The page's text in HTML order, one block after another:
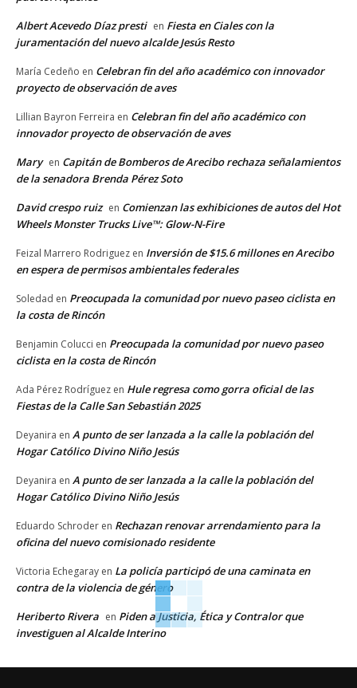
Albert Acevedo Díaz presti en Fiesta en Ciales con la
juramentación del nuevo alcalde Jesús Resto
María Cedeño en Celebran fin del año académico con innovador
proyecto de observación de aves
Lillian Bayron Ferreira en Celebran fin del año académico con
innovador proyecto de observación de aves
Mary en Capitán de Bomberos de Arecibo rechaza señalamientos
de la senadora Brenda Pérez Soto
David crespo ruiz en Comienzan las exhibiciones de autos del Hot
Wheels Monster Trucks Live™: Glow-N-Fire
Feizal Marrero Rodriguez en Inversión de $15.6 millones en Arecibo
en espera de permisos ambientales federales
Soledad en Preocupada la comunidad por nuevo paseo ciclista en
la costa de Rincón
Benjamin Colucci en Preocupada la comunidad por nuevo paseo
ciclista en la costa de Rincón
Ada Pérez Rodríguez en Hule regresa como gorra oficial de las
Fiestas de la Calle San Sebastián 2025
Deyanira en A punto de ser lanzada a la calle la población del
Hogar Católico Divino Niño Jesús
Deyanira en A punto de ser lanzada a la calle la población del
Hogar Católico Divino Niño Jesús
Eduardo Schroder en Rechazan renovar arrendamiento para la
oficina del nuevo comisionado residente
Victoria Echegaray en La policía participó de una caminata en
contra de la violencia de género
Heriberto Rivera en Piden a Justicia, Ética y Contralor que
investiguen al Alcalde Interino